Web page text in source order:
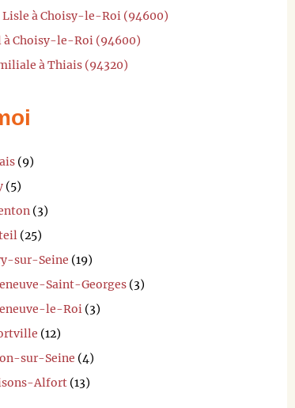
à Choisy-le-Roi (94600)
à Choisy-le-Roi (94600)
à Thiais (94320)
(9)
(5)
(3)
(25)
sur-Seine (19)
Saint-Georges (3)
le-Roi (3)
(12)
sur-Seine (4)
Alfort (13)